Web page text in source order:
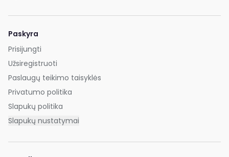
Paskyra
Prisijungti
Užsiregistruoti
Paslaugų teikimo taisyklės
Privatumo politika
Slapukų politika
Slapukų nustatymai